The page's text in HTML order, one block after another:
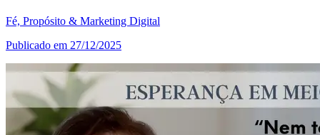
Fé, Propósito & Marketing Digital
Publicado em 27/12/2025